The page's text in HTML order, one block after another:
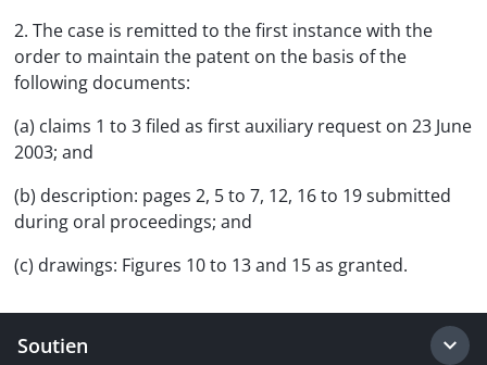
2. The case is remitted to the first instance with the
order to maintain the patent on the basis of the
following documents:
(a) claims 1 to 3 filed as first auxiliary request on 23 June
2003; and
(b) description: pages 2, 5 to 7, 12, 16 to 19 submitted
during oral proceedings; and
(c) drawings: Figures 10 to 13 and 15 as granted.
Soutien